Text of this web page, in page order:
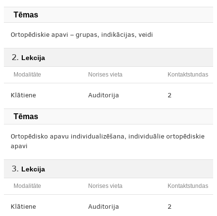
Tēmas
Ortopēdiskie apavi – grupas, indikācijas, veidi
Lekcija
Modalitāte Norises vieta Kontaktstundas
Klātiene Auditorija 2
Tēmas
Ortopēdisko apavu individualizēšana, individuālie ortopēdiskie
apavi
Lekcija
Modalitāte Norises vieta Kontaktstundas
Klātiene Auditorija 2